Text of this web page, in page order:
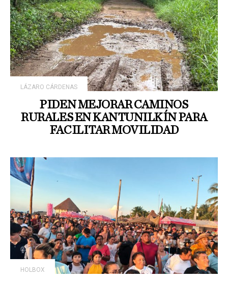
LÁZARO CÁRDENAS
PIDEN MEJORAR CAMINOS
RURALES EN KANTUNILKÍN PARA
FACILITAR MOVILIDAD
HOLBOX